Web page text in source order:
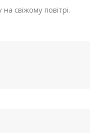
свіжому повітрі.